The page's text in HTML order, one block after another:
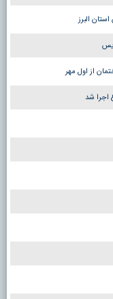
از اول مهر
اجرا شد